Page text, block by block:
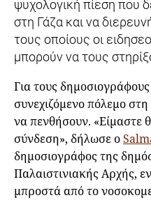
ψυχολογική πίεση που
στη Γάζα και να
τους οποίους οι
μπορούν να τους
Για τους
συνεχιζόμενο πόλεμο
να πενθήσουν. «Είμαστε
σύνδεση», δήλωσε ο
δημοσιογράφος της
Παλαιστινιακής Αρχής,
μπροστά από το